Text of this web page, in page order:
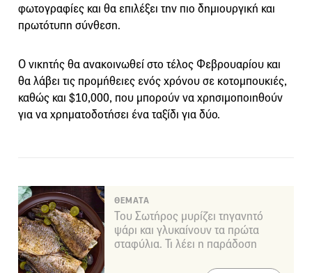
φωτογραφίες και θα επιλέξει την πιο δημιουργική και
πρωτότυπη σύνθεση.
Ο νικητής θα ανακοινωθεί στο τέλος Φεβρουαρίου και
θα λάβει τις προμήθειες ενός χρόνου σε κοτομπουκιές,
καθώς και $10,000, που μπορούν να χρησιμοποιηθούν
για να χρηματοδοτήσει ένα ταξίδι για δύο.
ΘΕΜΑΤΑ
Του Σωτήρος μυρίζει τηγανητό
ψάρι και γλυκαίνουν τα πρώτα
σταφύλια. Τι λέει η παράδοση